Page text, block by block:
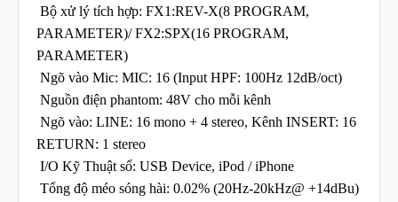
Bộ xử lý tích hợp: FX1:REV-X(8 PROGRAM,
PARAMETER)/ FX2:SPX(16 PROGRAM,
PARAMETER)
Ngõ vào Mic: MIC: 16 (Input HPF: 100Hz 12dB/oct)
Nguồn điện phantom: 48V cho mỗi kênh
Ngõ vào: LINE: 16 mono + 4 stereo, Kênh INSERT: 16
RETURN: 1 stereo
I/O Kỹ Thuật số: USB Device, iPod / iPhone
Tổng độ méo sóng hài: 0.02% (20Hz-20kHz@ +14dBu)